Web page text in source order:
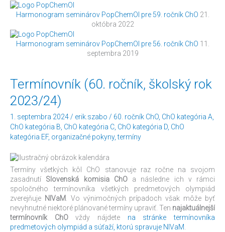
Harmonogram seminárov PopChemOl pre 59. ročník ChO 21.
októbra 2022
Harmonogram seminárov PopChemOl pre 56. ročník ChO 11.
septembra 2019
Termínovník (60. ročník, školský rok
2023/24)
1. septembra 2024 / erik.szabo / 60. ročník ChO ChO kategória A
ChO kategória B ChO kategória C ChO kategória D ChO
kategória EF, organizačné pokyny,termíny
Termíny všetkých kôl ChO stanovuje raz ročne na svojom
zasadnutí Slovenská komisia ChOa následne ich v rámci
spoločného termínovníka všetkých predmetových olympiád
zverejňuje NIVaM
. Vo výnimočných prípadoch však môže byť
nevyhnutné niektoré plánované termíny upraviť. Ten najaktuálnejší
termínovník ChOvždy nájdete na stránke termínovníka
predmetových olympiád a súťaží, ktorú spravuje NIVaM
Termínovník
(60.
ročník,
rok
2023/24)